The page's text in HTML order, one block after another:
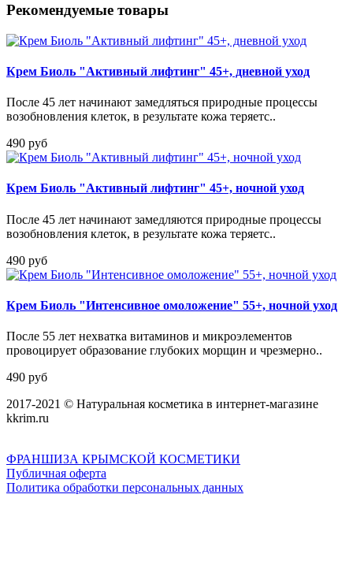
Рекомендуемые товары
Крем Биоль "Активный лифтинг" 45+, дневной уход
После 45 лет начинают замедляться природные процессы
возобновления клеток, в результате кожа теряетс..
490 руб
Крем Биоль "Активный лифтинг" 45+, ночной уход
После 45 лет начинают замедляются природные процессы
возобновления клеток, в результате кожа теряетс..
490 руб
Крем Биоль "Интенсивное омоложение" 55+, ночной уход
После 55 лет нехватка витаминов и микроэлементов
провоцирует образование глубоких морщин и чрезмерно..
490 руб
2017-2021 © Натуральная косметика в интернет-магазине
kkrim.ru
ФРАНШИЗА КРЫМСКОЙ КОСМЕТИКИ
Публичная оферта
Политика обработки персональных данных